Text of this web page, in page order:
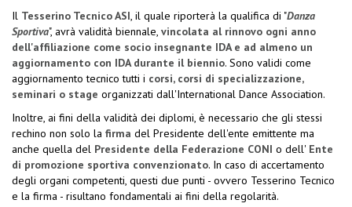
Il Tesserino Tecnico ASI, il quale riporterà la qualifica di "Danza
Sportiva", avrà validità biennale, vincolata al rinnovo ogni anno
dell'affiliazione come socio insegnante IDA e ad almeno un
aggiornamento con IDA durante il biennio. Sono validi come
aggiornamento tecnico tutti i corsi, corsi di specializzazione,
seminari o stage organizzati dall'International Dance Association.
Inoltre, ai fini della validità dei diplomi, è necessario che gli stessi
rechino non solo la firma del Presidente dell'ente emittente ma
anche quella del Presidente della Federazione CONI o dell' Ente
di promozione sportiva convenzionato. In caso di accertamento
degli organi competenti, questi due punti - ovvero Tesserino Tecnico
e la firma - risultano fondamentali ai fini della regolarità.